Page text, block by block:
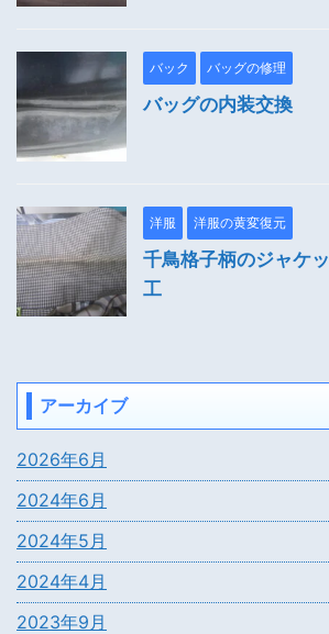
バック バッグの修理
バッグの内装交換
洋服 洋服の黄変復元
千鳥格子柄のジャケ
工
アーカイブ
2026年6月
2024年6月
2024年5月
2024年4月
2023年9月